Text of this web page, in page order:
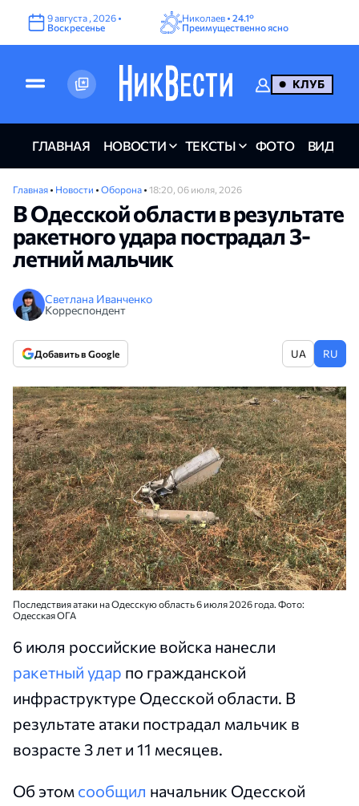
9августа , 2026 •
Воскресенье
Николаев • 24.1°
Преимущественно ясно
КЛУБ
ГЛАВНАЯ НОВОСТИ ТЕКСТЫ ФОТО ВИДЕО
Главная • Новости • Оборона • 18:20, 06 июля, 2026
В Одесской области в результате
ракетного удара пострадал 3-
летний мальчик
Светлана Иванченко
Корреспондент
Добавить в Google UA RU
Последствия атаки на Одесскую область 6 июля 2026 года. Фото:
Одесская ОГА
6 июля российские войска нанесли
ракетный удар по гражданской
инфраструктуре Одесской области. В
результате атаки пострадал мальчик в
возрасте 3 лет и 11 месяцев.
Об этом сообщил начальник Одесской